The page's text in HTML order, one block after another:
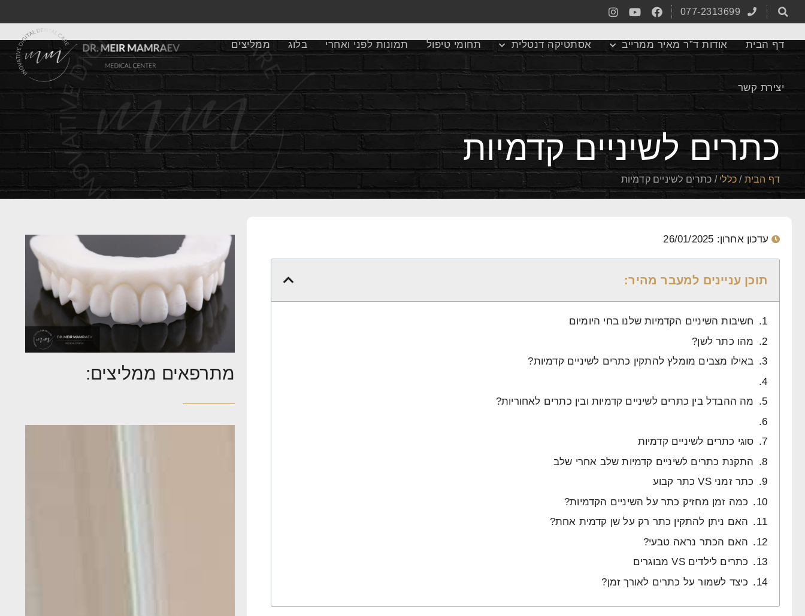
077-2313699
דף הבית אודות ד”ר מאיר ממרייב אסתטיקה דנטלית תחומי טיפול תמונות לפני ואחרי בלוג ממליצים
יצירת קשר
כתרים לשיניים קדמיות
דף הבית /כללי / כתרים לשיניים קדמיות
עדכון אחרון: 26/01/2025
תוכן עניינים למעבר מהיר:
חשיבות השיניים הקדמיות שלנו בחי היומיום
מהו כתר לשן?
באילו מצבים מומלץ להתקין כתרים לשיניים קדמיות?
מה ההבדל בין כתרים לשיניים קדמיות ובין כתרים לאחוריות?
סוגי כתרים לשיניים קדמיות
התקנת כתרים לשיניים קדמיות שלב אחרי שלב
כתר זמני VS כתר קבוע
כמה זמן מחזיק כתר על השיניים הקדמיות?
האם ניתן להתקין כתר רק על שן קדמית אחת?
האם הכתר נראה טבעי?
כתרים לילדים VS מבוגרים
כיצד לשמור על כתרים לאורך זמן?
מתרפאים ממליצים: